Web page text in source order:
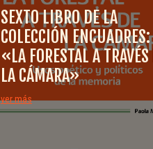
SEXTO LIBRO DE LA
COLECCIÓN ENCUADRES:
«LA FORESTAL A TRAVÉS
LA CÁMARA»
ver más